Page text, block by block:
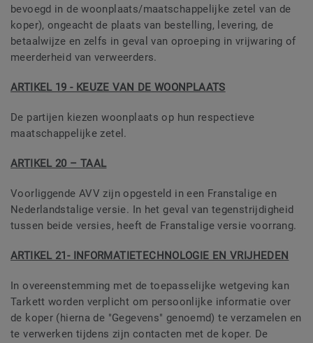
bevoegd in de woonplaats/maatschappelijke zetel van de
koper), ongeacht de plaats van bestelling, levering, de
betaalwijze en zelfs in geval van oproeping in vrijwaring of
meerderheid van verweerders.
ARTIKEL 19 - KEUZE VAN DE WOONPLAATS
De partijen kiezen woonplaats op hun respectieve
maatschappelijke zetel.
ARTIKEL 20 – TAAL
Voorliggende AVV zijn opgesteld in een Franstalige en
Nederlandstalige versie. In het geval van tegenstrijdigheid
tussen beide versies, heeft de Franstalige versie voorrang.
ARTIKEL 21- INFORMATIETECHNOLOGIE EN VRIJHEDEN
In overeenstemming met de toepasselijke wetgeving kan
Tarkett worden verplicht om persoonlijke informatie over
de koper (hierna de "Gegevens" genoemd) te verzamelen en
te verwerken tijdens zijn contacten met de koper. De